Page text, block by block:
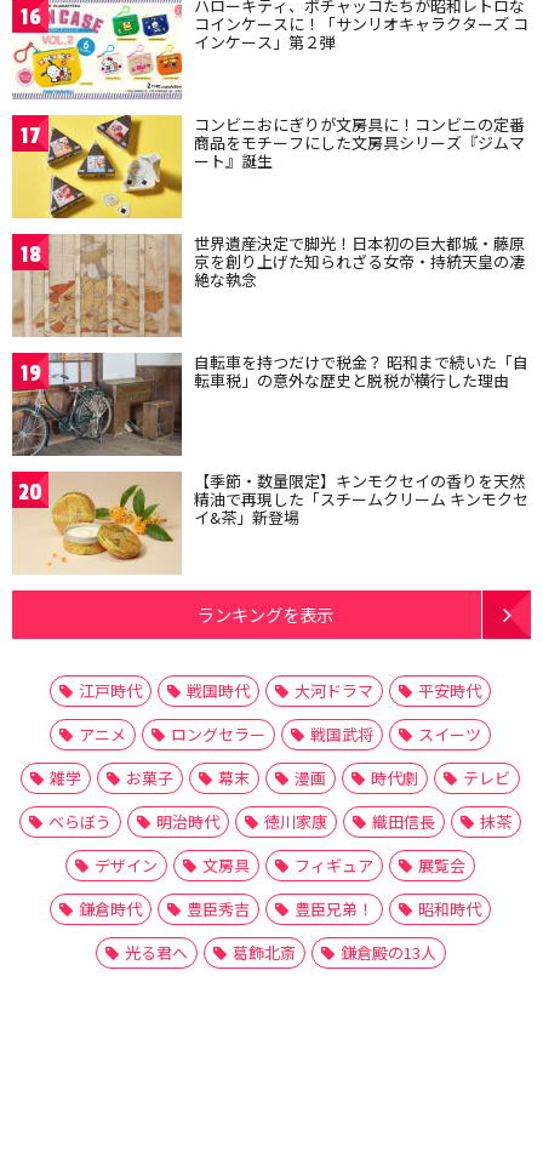
16 ハローキティ、ポチャッコたちが昭和レトロな
コインケースに！「サンリオキャラクターズ コ
インケース」第２弾
17 コンビニおにぎりが文房具に！コンビニの定番
商品をモチーフにした文房具シリーズ『ジムマ
ート』誕生
18 世界遺産決定で脚光！日本初の巨大都城・藤原
京を創り上げた知られざる女帝・持統天皇の凄
絶な執念
19 自転車を持つだけで税金？ 昭和まで続いた「自
転車税」の意外な歴史と脱税が横行した理由
20 【季節・数量限定】キンモクセイの香りを天然
精油で再現した「スチームクリーム キンモクセ
イ&茶」新登場
ランキングを表示
江戸時代 戦国時代 大河ドラマ
平安時代
アニメ
ロングセラー 戦国武将
スイーツ
雑学
お菓子 幕末 漫画 時代劇
テレビ
べらぼう
明治時代 徳川家康 織田信長
抹茶
デザイン
文房具 フィギュア
展覧会
鎌倉時代
豊臣秀吉 豊臣兄弟！
昭和時代
光る君へ
葛飾北斎 鎌倉殿の13人